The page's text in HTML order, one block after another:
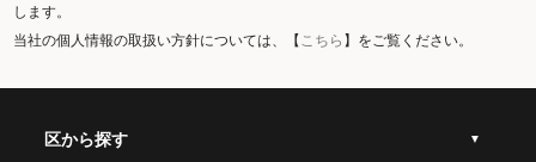
します。
当社の個人情報の取扱い方針については、【こちら 】をご覧ください。
区から探す